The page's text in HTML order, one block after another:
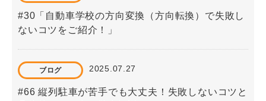
#30「自動車学校の方向変換（方向転換）で失敗し
ないコツをご紹介！」
ブログ 2025.07.27
#66 縦列駐車が苦手でも大丈夫！失敗しないコツと